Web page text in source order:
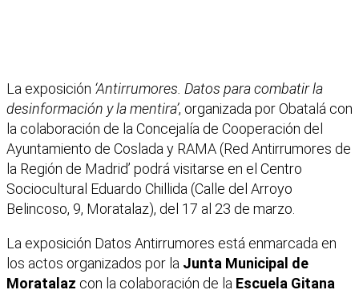
La exposición ‘Antirrumores. Datos para combatir la
desinformación y lamentira’, organizada por Obatalá con
la colaboración de la Concejalía de Cooperación del
Ayuntamiento de Coslada y RAMA (Red Antirrumores de
la Región de Madrid’ podrá visitarse en el Centro
Sociocultural Eduardo Chillida (Calle del Arroyo
Belincoso, 9, Moratalaz), del 17 al 23 de marzo.
La exposición Datos Antirrumores está enmarcada en
los actos organizados por la Junta Municipal de
Moratalaz con la colaboración de la Escuela Gitana